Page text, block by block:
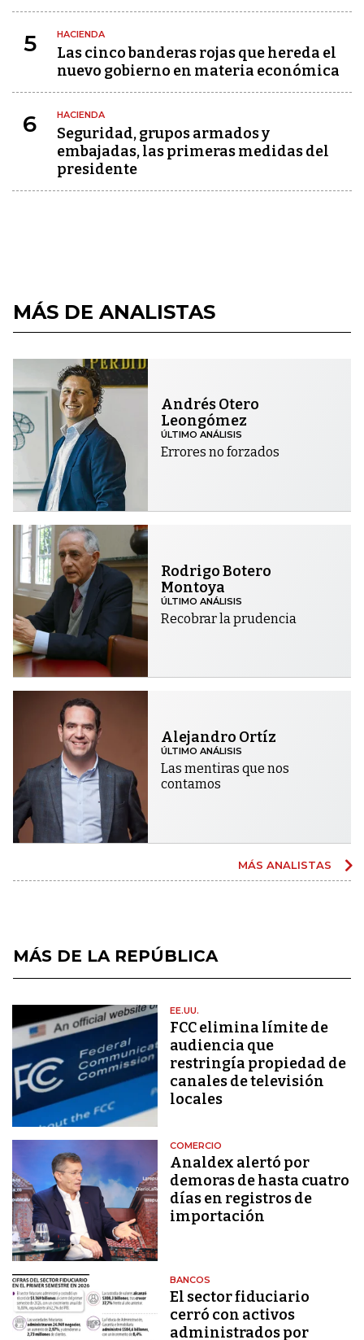
5 HACIENDA
Las cinco banderas rojas que hereda el
nuevo gobierno en materia económica
6 HACIENDA
Seguridad, grupos armados y
embajadas, las primeras medidas del
presidente
MÁS DE ANALISTAS
Andrés Otero
Leongómez
ÚLTIMO ANÁLISIS
Errores no forzados
Rodrigo Botero
Montoya
ÚLTIMO ANÁLISIS
Recobrar la prudencia
Alejandro Ortíz
ÚLTIMO ANÁLISIS
Las mentiras que nos
contamos
MÁS ANALISTAS
MÁS DE LA REPÚBLICA
EE.UU.
FCC elimina límite de
audiencia que
restringía propiedad de
canales de televisión
locales
COMERCIO
Analdex alertó por
demoras de hasta cuatro
días en registros de
importación
BANCOS
El sector fiduciario
cerró con activos
administrados por